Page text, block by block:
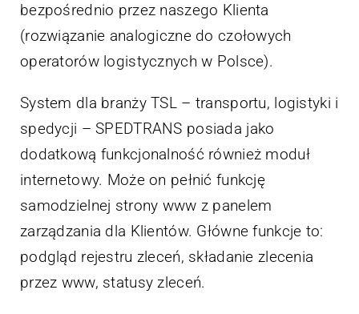
bezpośrednio przez naszego Klienta
(rozwiązanie analogiczne do czołowych
operatorów logistycznych w Polsce).
System dla branży TSL – transportu, logistyki i
spedycji – SPEDTRANS posiada jako
dodatkową funkcjonalność również moduł
internetowy. Może on pełnić funkcję
samodzielnej strony www z panelem
zarządzania dla Klientów. Główne funkcje to:
podgląd rejestru zleceń, składanie zlecenia
przez www, statusy zleceń.